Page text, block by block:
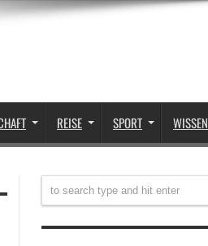
REISE SPORT WISSEN